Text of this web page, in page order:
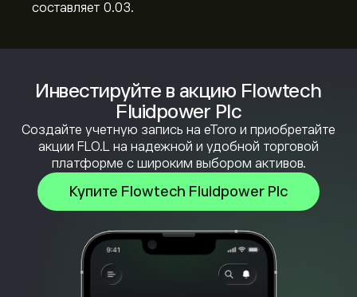
Инвестируйте в акцию Flowtech
Fluidpower Plc
Создайте учетную запись на eToro и приобретайте
акции FLO.L на надежной и удобной торговой
платформе с широким выбором активов.
Купите Flowtech Fluidpower Plc
составляет 0.03.